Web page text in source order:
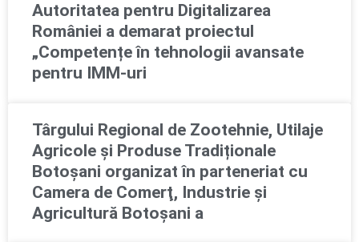
Autoritatea pentru Digitalizarea
României a demarat proiectul
„Competențe în tehnologii avansate
pentru IMM-uri
Târgului Regional de Zootehnie, Utilaje
Agricole și Produse Tradiționale
Botoșani organizat în parteneriat cu
Camera de Comerţ, Industrie şi
Agricultură Botoşani a